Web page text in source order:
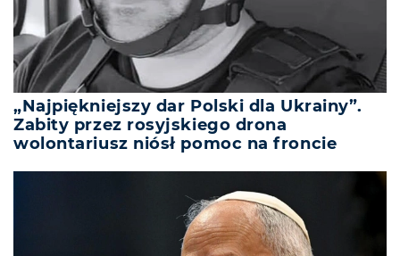
„Najpiękniejszy dar Polski dla Ukrainy”.
Zabity przez rosyjskiego drona
wolontariusz niósł pomoc na froncie